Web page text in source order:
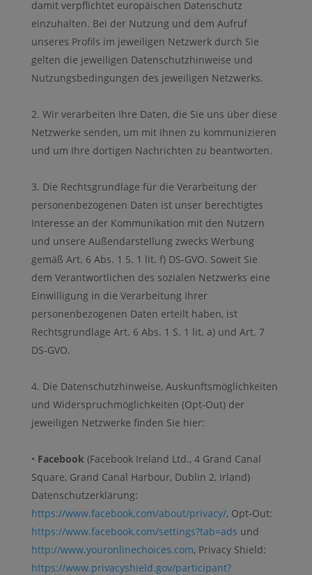
damit verpflichtet europäischen Datenschutz
einzuhalten. Bei der Nutzung und dem Aufruf
unseres Profils im jeweiligen Netzwerk durch Sie
gelten die jeweiligen Datenschutzhinweise und
Nutzungsbedingungen des jeweiligen Netzwerks.
Wir verarbeiten Ihre Daten, die Sie uns über diese
Netzwerke senden, um mit Ihnen zu kommunizieren
und um Ihre dortigen Nachrichten zu beantworten.
Die Rechtsgrundlage für die Verarbeitung der
personenbezogenen Daten ist unser berechtigtes
Interesse an der Kommunikation mit den Nutzern
und unsere Außendarstellung zwecks Werbung
gemäß Art. 6 Abs. 1 S. 1 lit. f) DS-GVO. Soweit Sie
dem Verantwortlichen des sozialen Netzwerks eine
Einwilligung in die Verarbeitung Ihrer
personenbezogenen Daten erteilt haben, ist
Rechtsgrundlage Art. 6 Abs. 1 S. 1 lit. a) und Art. 7
DS-GVO.
Die Datenschutzhinweise, Auskunftsmöglichkeiten
und Widerspruchmöglichkeiten (Opt-Out) der
jeweiligen Netzwerke finden Sie hier:
• Facebook(Facebook Ireland Ltd., 4 Grand Canal
Square, Grand Canal Harbour, Dublin 2, Irland)
Datenschutzerklärung:
https://www.facebook.com/about/privacy/, Opt-Out:
https://www.facebook.com/settings?tab=ads und
http://www.youronlinechoices.com, Privacy Shield:
https://www.privacyshield.gov/participant?